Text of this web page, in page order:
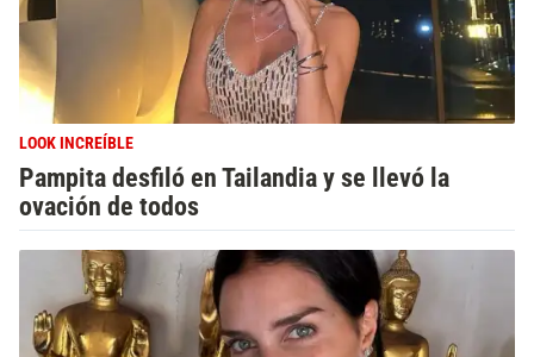
LOOK INCREÍBLE
Pampita desfiló en Tailandia y se llevó la
ovación de todos